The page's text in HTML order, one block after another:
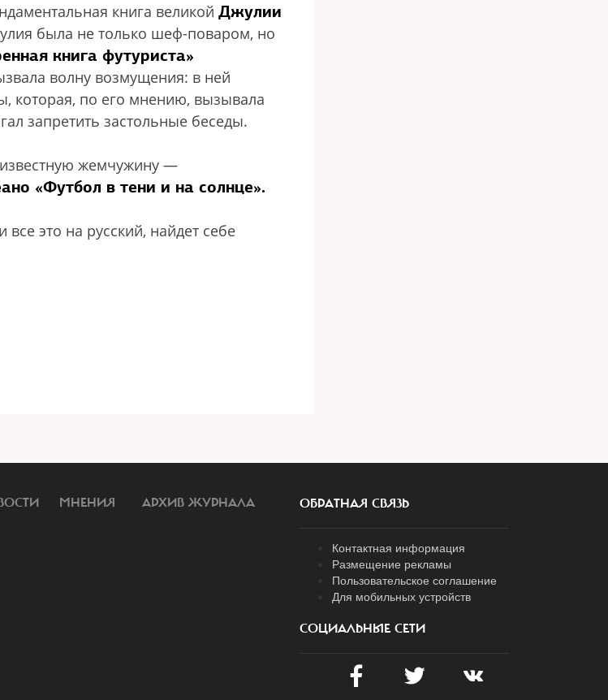
книга великой Джулии
была не только шеф-поваром, но
книга футуриста»
волну возмущения: в ней
которая, по его мнению, вызывала
запретить застольные беседы.
жемчужину —
«Футбол в тени и на солнце».
это на русский, найдет себе
МНЕНИЯ АРХИВ ЖУРНАЛА ОБРАТНАЯ СВЯЗЬ
Контактная информация
Размещение рекламы
Пользовательское соглашение
Для мобильных устройств
СОЦИАЛЬНЫЕ СЕТИ